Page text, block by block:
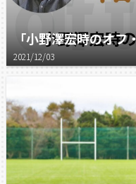
2021/12/03